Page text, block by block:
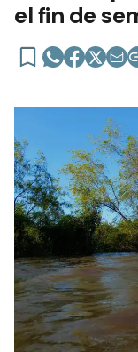
el fin de